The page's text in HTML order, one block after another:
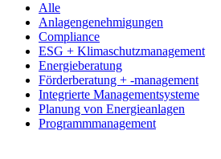
Alle
Anlagengenehmigungen
Compliance
ESG + Klimaschutzmanagement
Energieberatung
Förderberatung + -management
Integrierte Managementsysteme
Planung von Energieanlagen
Programmmanagement